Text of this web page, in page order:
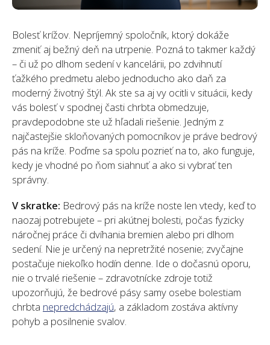
Bolesť krížov. Nepríjemný spoločník, ktorý dokáže
zmeniť aj bežný deň na utrpenie. Pozná to takmer každý
– či už po dlhom sedení v kancelárii, po zdvihnutí
ťažkého predmetu alebo jednoducho ako daň za
moderný životný štýl. Ak ste sa aj vy ocitli v situácii, kedy
vás bolesť v spodnej časti chrbta obmedzuje,
pravdepodobne ste už hľadali riešenie. Jedným z
najčastejšie skloňovaných pomocníkov je práve bedrový
pás na kríže. Poďme sa spolu pozrieť na to, ako funguje,
kedy je vhodné po ňom siahnuť a ako si vybrať ten
správny.
V skratke: Bedrový pás na kríže noste len vtedy, keď to
naozaj potrebujete – pri akútnej bolesti, počas fyzicky
náročnej práce či dvíhania bremien alebo pri dlhom
sedení. Nie je určený na nepretržité nosenie; zvyčajne
postačuje niekoľko hodín denne. Ide o dočasnú oporu,
nie o trvalé riešenie – zdravotnícke zdroje totiž
upozorňujú, že bedrové pásy samy osebe bolestiam
chrbta nepredchádzajú, a základom zostáva aktívny
pohyb a posilnenie svalov.